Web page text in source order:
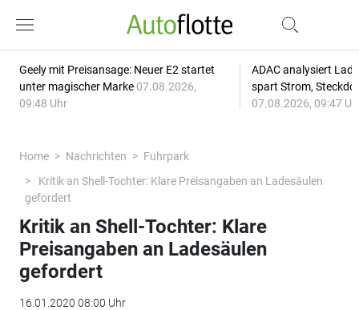
Geely mit Preisansage: Neuer E2 startet
unter magischer Marke 07.08.2026,
09:48 Uhr
ADAC analysiert
spart Strom,
07.08.2026, 09:47
Home Nachrichten
Fuhrpark
Kritik an Shell-Tochter: Klare Preisangaben an Ladesäulen
gefordert
Kritik an Shell-Tochter: Klare
Preisangaben an Ladesäulen
gefordert
16.01.2020 08:00 Uhr